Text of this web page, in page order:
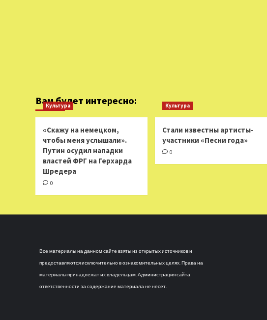
Вам будет интересно:
Культура
«Скажу на немецком,
чтобы меня услышали».
Путин осудил нападки
властей ФРГ на Герхарда
Шредера
0
Культура
Стали известны артисты-
участники «Песни года»
0
Все материалы на данном сайте взяты из открытых источников и
предоставляются исключительно в ознакомительных целях. Права на
материалы принадлежат их владельцам. Администрация сайта
ответственности за содержание материала не несет.